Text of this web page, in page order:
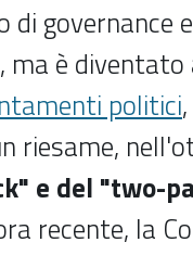
di governance
è diventato
politici
riesame,
e del "two-
recente, la